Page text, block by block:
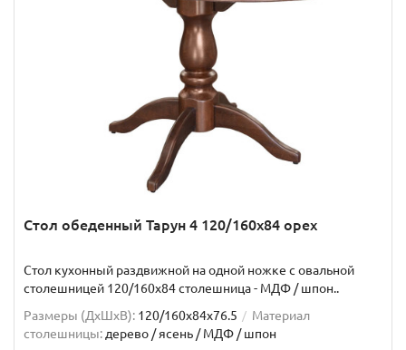
Стол обеденный Тарун 4 120/160х84 орех
Стол кухонный раздвижной на одной ножке с овальной
столешницей 120/160х84 столешница - МДФ / шпон..
Размеры (ДхШxВ): 120/160х84х76.5
Материал
столешницы: дерево / ясень / МДФ / шпон